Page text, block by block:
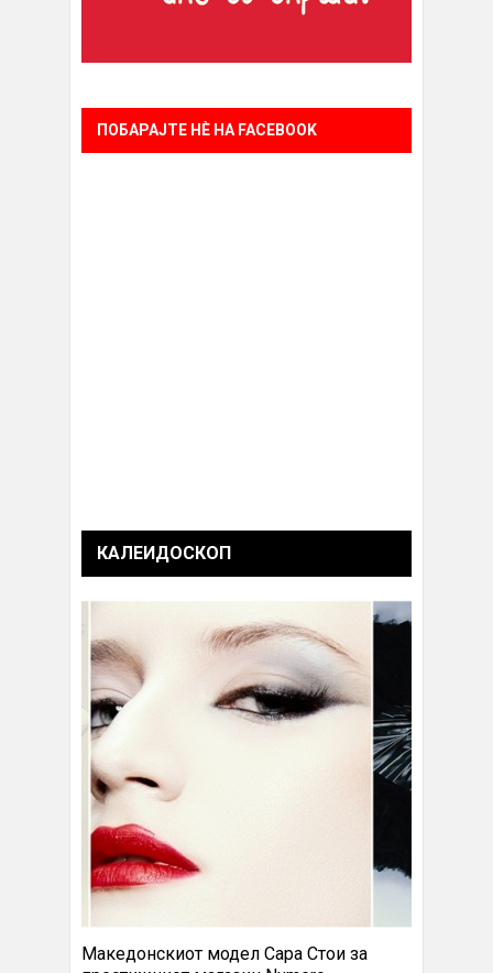
ПОБАРАЈТЕ НÈ НА FACEBOOK
КАЛЕИДОСКОП
Македонскиот модел Сара Стои за